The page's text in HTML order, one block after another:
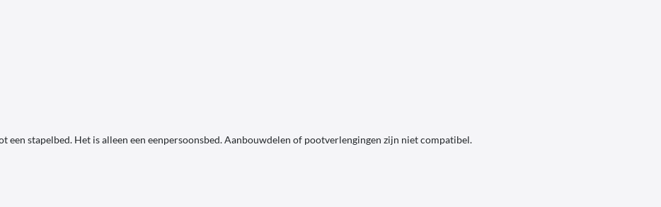
een stapelbed. Het is alleen een eenpersoonsbed. Aanbouwdelen of pootverlengingen zijn niet compatibel.